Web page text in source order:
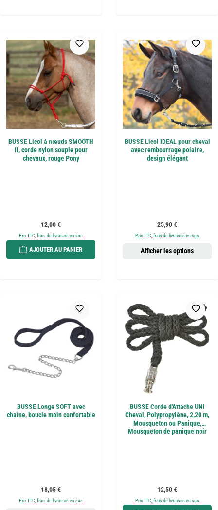
BUSSE Licol à nœuds SMOOTH
II, corde nylon souple pour
chevaux, rouge Pony
Prix régulier :
12,00 €
Prix TTC, frais de livraison en sus
AJOUTER AU PANIER
BUSSE Licol IDEAL pour cheval
avec rembourrage polaire,
design élégant
Prix régulier :
25,90 €
Prix TTC, frais de livraison en sus
Afficher les options
BUSSE Longe SOFT avec
chaîne, boucle main confortable
Prix régulier :
18,05 €
Prix TTC, frais de livraison en sus
BUSSE Corde d'Attache UNI
Cheval, Polypropylène, 2,20 m,
Mousqueton ou Panique,
Mousqueton de panique noir
Prix régulier :
12,50 €
Prix TTC, frais de livraison en sus